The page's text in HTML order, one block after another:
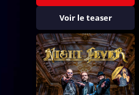
Voir le teaser